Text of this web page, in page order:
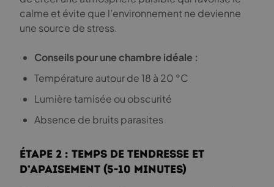
calme et évite que l’environnement ne devienne
une source de stress.
Conseils pour une chambre idéale :
Température autour de 18 à 20 °C
Lumière tamisée ou obscurité
Absence de bruits parasites
Étape 2 : Temps de tendresse et
d’apaisement (5-10 minutes)